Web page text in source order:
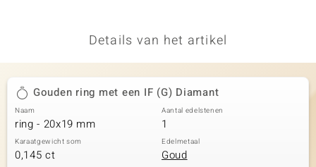
Details van het artikel
Gouden ring met een IF (G) Diamant
Naam
ring - 20x19 mm
Aantal edelstenen
1
Karaatgewicht som
0,145 ct
Edelmetaal
Goud